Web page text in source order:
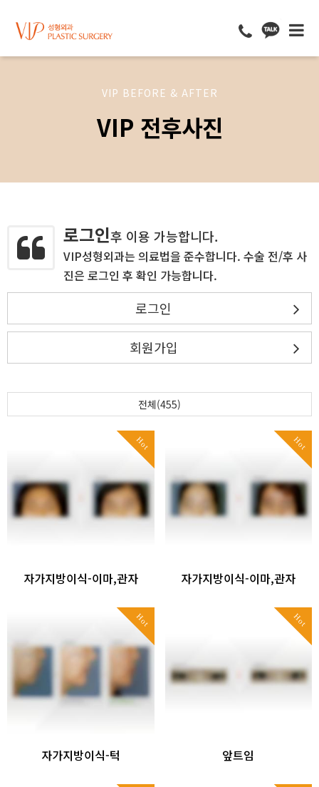
VIP BEFORE & AFTER
VIP 전후사진
로그인후 이용 가능합니다.
VIP성형외과는 의료법을 준수합니다. 수술 전/후 사
진은 로그인 후 확인 가능합니다.
로그인
회원가입
전체(455)
Hot
자가지방이식-이마,관자
Hot
자가지방이식-이마,관자
Hot
자가지방이식-턱
Hot
앞트임